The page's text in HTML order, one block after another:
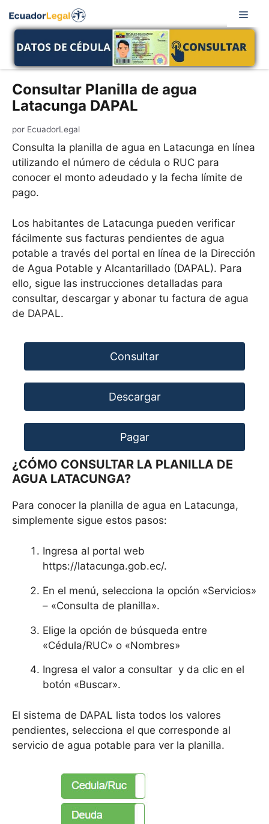
Consultar Planilla de agua
Latacunga DAPAL
por EcuadorLegal
Consulta la planilla de agua en Latacunga en línea
utilizando el número de cédula o RUC para
conocer el monto adeudado y la fecha límite de
pago.
Los habitantes de Latacunga pueden verificar
fácilmente sus facturas pendientes de agua
potable a través del portal en línea de la Dirección
de Agua Potable y Alcantarillado (DAPAL). Para
ello, sigue las instrucciones detalladas para
consultar, descargar y abonar tu factura de agua
de DAPAL.
Consultar
Descargar
Pagar
¿CÓMO CONSULTAR LA PLANILLA DE
AGUA LATACUNGA?
Para conocer la planilla de agua en Latacunga,
simplemente sigue estos pasos:
Ingresa al portal web
https://latacunga.gob.ec/.
En el menú, selecciona la opción «Servicios»
– «Consulta de planilla».
Elige la opción de búsqueda entre
«Cédula/RUC» o «Nombres»
Ingresa el valor a consultar y da clic en el
botón «Buscar».
El sistema de DAPAL lista todos los valores
pendientes, selecciona el que corresponde al
servicio de agua potable para ver la planilla.